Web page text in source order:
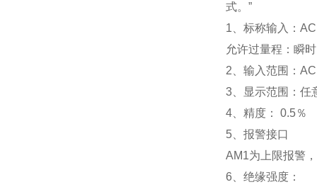
式。”
1 、标称输入：
允许过量程：瞬
2 、输入范围：
3
显示范围： 任
4 、精度： 0.5％
5
报警接口
AM1为上限报警
6
绝缘强度：